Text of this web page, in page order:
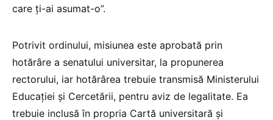
care ți-ai asumat-o”.
Potrivit ordinului, misiunea este aprobată prin
hotărâre a senatului universitar, la propunerea
rectorului, iar hotărârea trebuie transmisă Ministerului
Educației și Cercetării, pentru aviz de legalitate. Ea
trebuie inclusă în propria Cartă universitară și